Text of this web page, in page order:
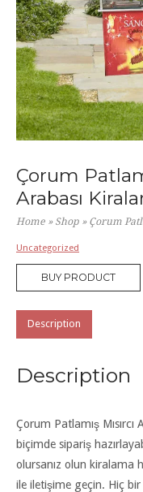
Çorum
Arabası
Home » Shop » Çorum
Uncategorized
BUY PRODUCT
Description
Description
Çorum Patlamış
biçimde sipariş
olursanız olun kiralama
ile iletişime geçin. Hiç